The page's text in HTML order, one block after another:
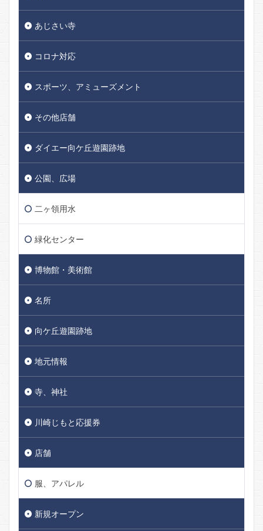
あじさい寺
コロナ対応
スポーツ、アミューズメント
その他店舗
ダイエー向ケ丘遊園跡地
公園、広場
二ヶ領用水
緑化センター
博物館・美術館
名所
向ケ丘遊園跡地
地元情報
寺、神社
川崎じもと応援券
店舗
服、アパレル
新規オープン